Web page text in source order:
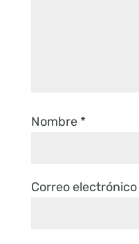
Nombre *
Correo electrónico